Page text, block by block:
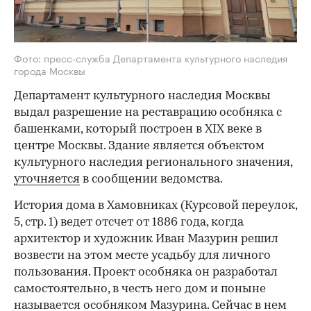
Фото: пресс-служба Департамента культурного наследия
города Москвы
Департамент культурного наследия Москвы
выдал разрешение на реставрацию особняка с
башенками, который построен в XIX веке в
центре Москвы. Здание является объектом
культурного наследия регионального значения,
уточняется в сообщении ведомства.
История дома в Хамовниках (Курсовой переулок,
5, стр. 1) ведет отсчет от 1886 года, когда
архитектор и художник Иван Мазурин решил
возвести на этом месте усадьбу для личного
пользования. Проект особняка он разработал
самостоятельно, в честь него дом и поныне
называется особняком Мазурина. Сейчас в нем